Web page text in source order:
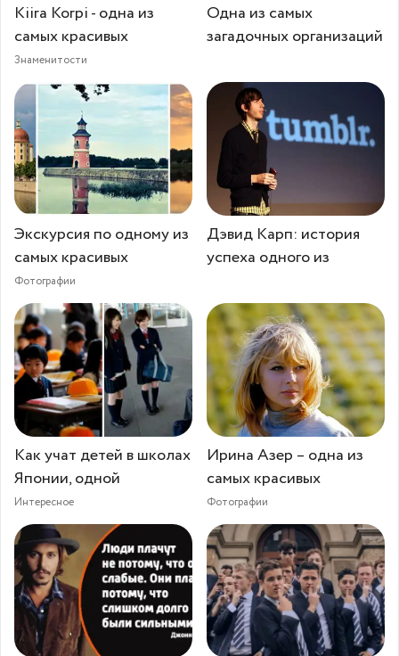
Kiira Korpi - одна из
самых красивых
Знаменитости
Одна из самых
загадочных организаций
Экскурсия по одному из
самых красивых
Фотографии
Дэвид Карп: история
успеха одного из
Как учат детей в школах
Японии, одной
Интересное
Ирина Азер – одна из
самых красивых
Фотографии